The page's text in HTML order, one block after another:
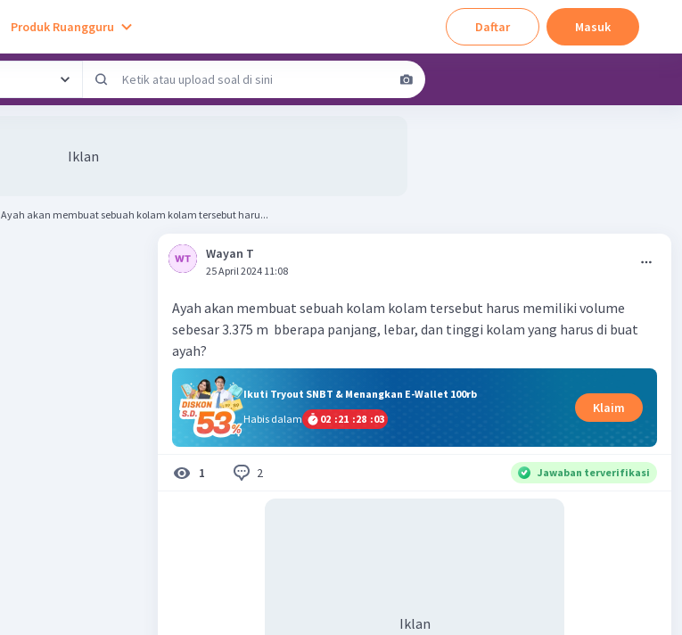
Produk Ruangguru Daftar Masuk
Iklan
Ayah akan membuat sebuah kolam kolam tersebut haru...
Wayan T
25 April 2024 11:08
Ayah akan membuat sebuah kolam kolam tersebut harus memiliki volume
sebesar 3.375 m bberapa panjang, lebar, dan tinggi kolam yang harus di buat
ayah?
Ikuti Tryout SNBT & Menangkan E-Wallet 100rb
Habis dalam
02 :21 :28 :02
Klaim
1 2 Jawaban terverifikasi
Iklan